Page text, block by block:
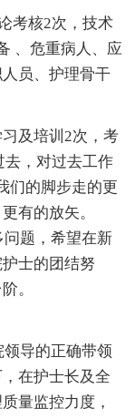
考核2次，技术
、危重病人、应
员、护理骨干
及培训2次，考
去，对过去工作
们的脚步走的更
有的放矢。
题，希望在新
士的团结努
。
导的正确带领
在护士长及全
量监控力度，